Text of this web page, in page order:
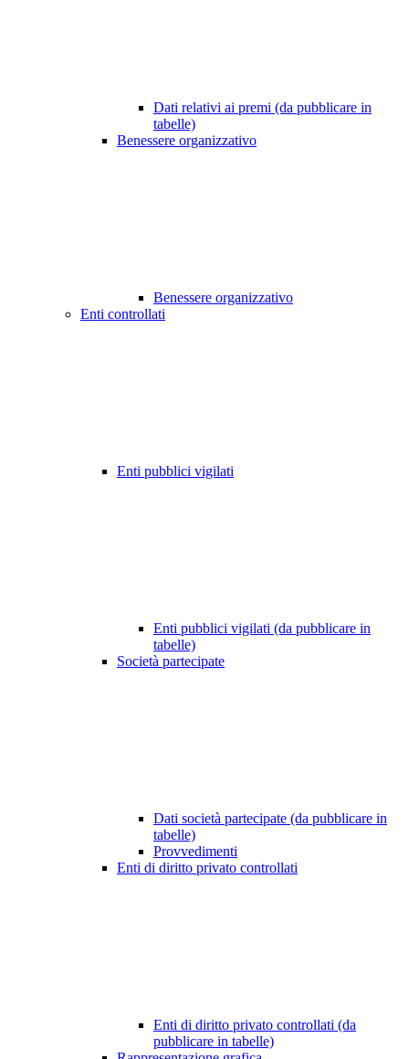
Dati relativi ai premi (da pubblicare in
tabelle)
Benessere organizzativo
Benessere organizzativo
Enti controllati
Enti pubblici vigilati
Enti pubblici vigilati (da pubblicare in
tabelle)
Società partecipate
Dati società partecipate (da pubblicare in
tabelle)
Provvedimenti
Enti di diritto privato controllati
Enti di diritto privato controllati (da
pubblicare in tabelle)